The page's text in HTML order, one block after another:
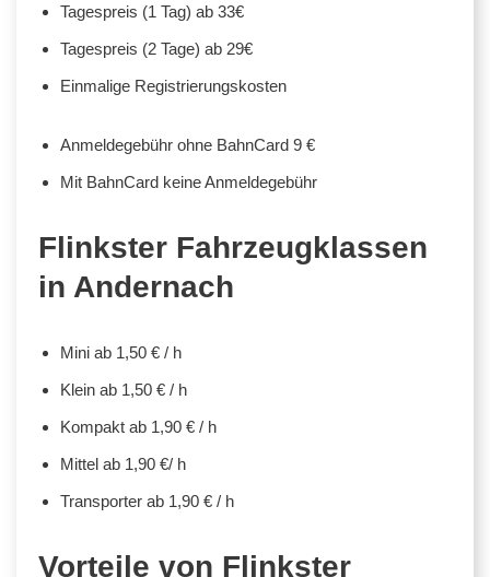
Tagespreis (1 Tag) ab 33€
Tagespreis (2 Tage) ab 29€
Einmalige Registrierungskosten
Anmeldegebühr ohne BahnCard 9 €
Mit BahnCard keine Anmeldegebühr
Flinkster Fahrzeugklassen
in Andernach
Mini ab 1,50 € / h
Klein ab 1,50 € / h
Kompakt ab 1,90 € / h
Mittel ab 1,90 €/ h
Transporter ab 1,90 € / h
Vorteile von Flinkster